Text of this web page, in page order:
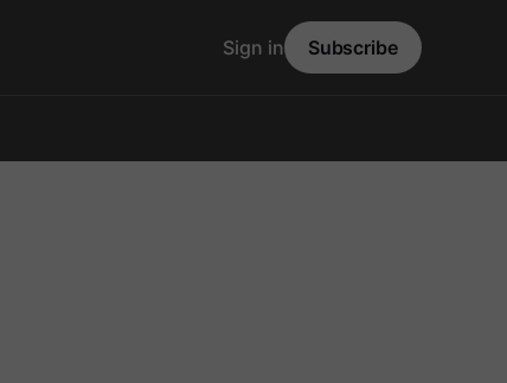
Sign in Subscribe